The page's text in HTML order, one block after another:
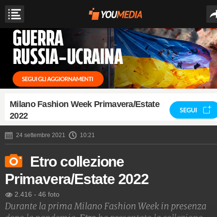
Milano Fashion Week Primavera/Estate
2022
SEGUI
24 settembre 2021 10:21
Etro collezione
Primavera/Estate 2022
2.416 - 46 foto
Durante la prima Milano Fashion Week in presenza